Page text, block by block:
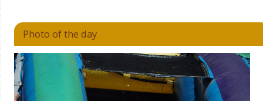
Photo of the day